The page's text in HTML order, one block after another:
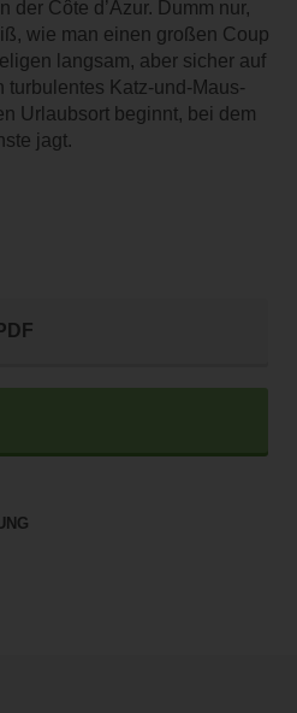
der Côte d’Azur. Dumm nur,
wie man einen großen Coup
langsam, aber sicher auf
turbulentes Katz-und-Maus-
Urlaubsort beginnt, bei dem
jagt.